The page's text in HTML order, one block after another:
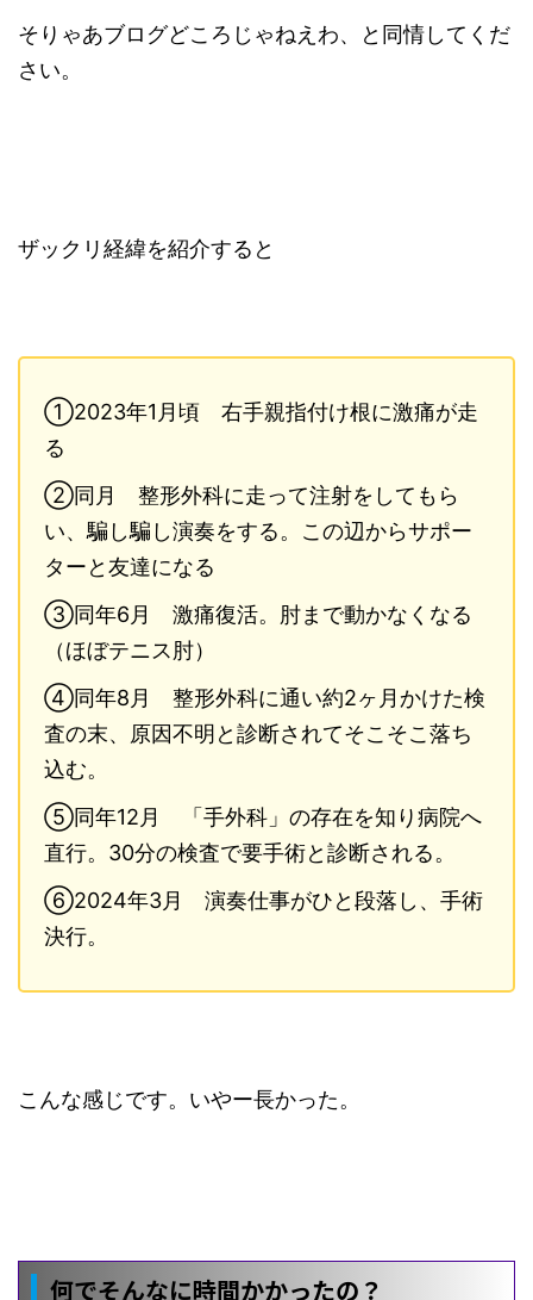
そりゃあブログどころじゃねえわ、と同情してくだ
さい。
ザックリ経緯を紹介すると
①2023年1月頃 右手親指付け根に激痛が走
る
②同月 整形外科に走って注射をしてもら
い、騙し騙し演奏をする。この辺からサポー
ターと友達になる
③同年6月 激痛復活。肘まで動かなくなる
（ほぼテニス肘）
④同年8月 整形外科に通い約2ヶ月かけた検
査の末、原因不明と診断されてそこそこ落ち
込む。
⑤同年12月 「手外科」の存在を知り病院へ
直行。30分の検査で要手術と診断される。
⑥2024年3月 演奏仕事がひと段落し、手術
決行。
こんな感じです。いやー長かった。
何でそんなに時間かかったの？